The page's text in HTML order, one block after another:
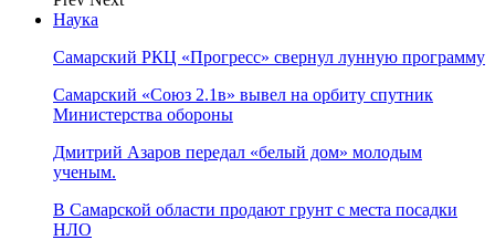
Наука
Самарский РКЦ «Прогресс» свернул лунную программу
Самарский «Союз 2.1в» вывел на орбиту спутник
Министерства обороны
Дмитрий Азаров передал «белый дом» молодым
ученым.
В Самарской области продают грунт с места посадки
НЛО